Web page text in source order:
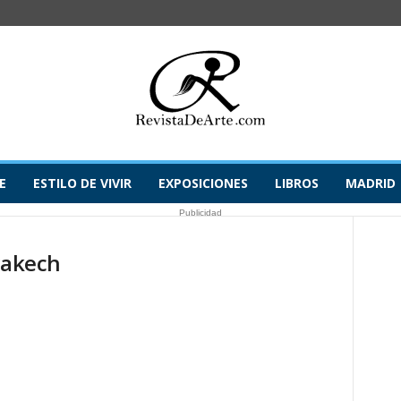
ESTILO DE VIVIR EXPOSICIONES LIBROS MADRID
Publicidad